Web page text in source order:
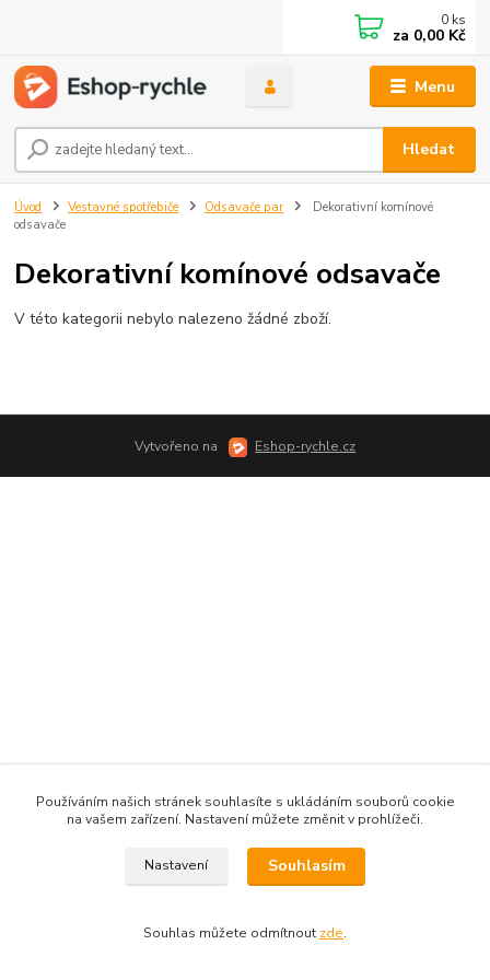
Menu
Hledat
0 ks
za 0,00 Kč
Úvod Vestavné spotřebiče Odsavače par
Dekorativní komínové
odsavače
Dekorativní komínové odsavače
V této kategorii nebylo nalezeno žádné zboží.
Vytvořeno na Eshop-rychle.cz
Používáním našich stránek souhlasíte s ukládáním souborů cookie
na vašem zařízení. Nastavení můžete změnit v prohlížeči.
Nastavení Souhlasím
Souhlas můžete odmítnout zde.